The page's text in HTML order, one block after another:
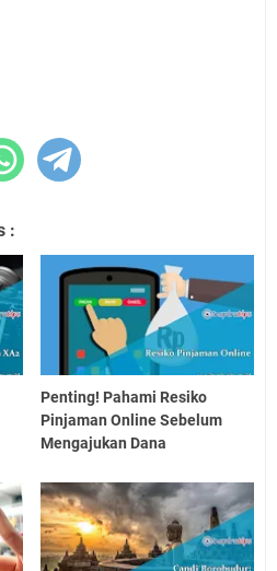
:
Penting! Pahami Resiko
Pinjaman Online Sebelum
Mengajukan Dana